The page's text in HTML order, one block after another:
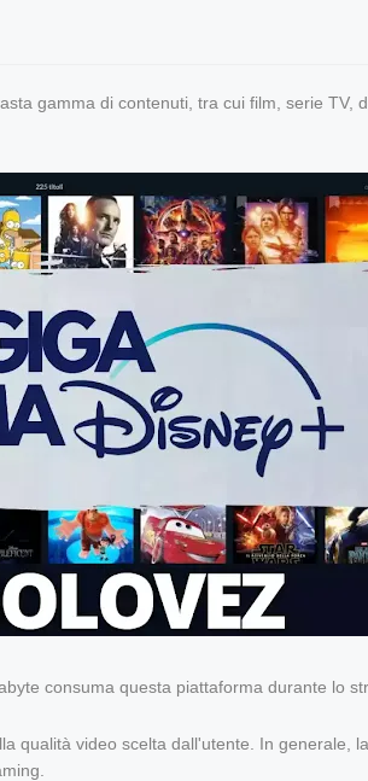
gamma di contenuti, tra cui film, serie TV,
consuma questa piattaforma durante lo
qualità video scelta dall'utente. In generale,